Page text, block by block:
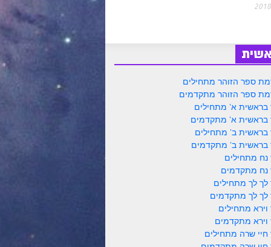
ספר הזוהר מתחילים
ספר הזוהר מתקדמים
בראשית א' מתחילים
בראשית א' מתקדמים
בראשית ב' מתחילים
בראשית ב' מתקדמים
נח מתחילים
נח מתקדמים
לך לך מתחילים
לך לך מתקדמים
וירא מתחילים
וירא מתקדמים
חיי שרה מתחילים